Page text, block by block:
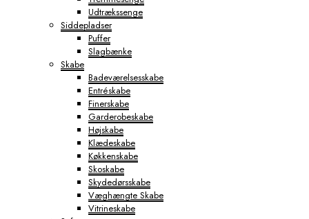
Udtrækssenge
Siddepladser
Puffer
Slagbænke
Skabe
Badeværelsesskabe
Entréskabe
Finerskabe
Garderobeskabe
Højskabe
Klædeskabe
Køkkenskabe
Skoskabe
Skydedørsskabe
Væghængte Skabe
Vitrineskabe